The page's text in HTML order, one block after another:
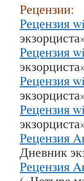
Рецензии:
Рецензия
Рецензия
Рецензия
Рецензия
Рецензия
Дневник
Рецензия